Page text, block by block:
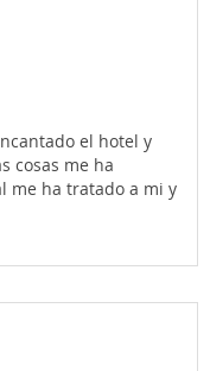
el hotel y
cosas me ha
me ha tratado a mi y